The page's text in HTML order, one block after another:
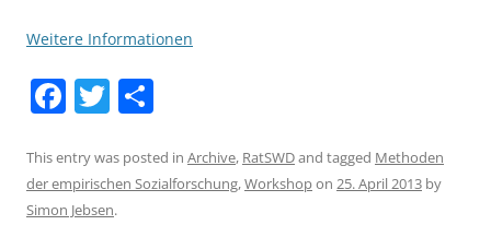
Weitere Informationen
F
c
e
T
itt
er
ar
e
This entry was posted in Archive, RatSWDand tagged Methoden
der empirischen Sozialforschung,Workshopon 25. April 2013 by
Simon Jebsen.